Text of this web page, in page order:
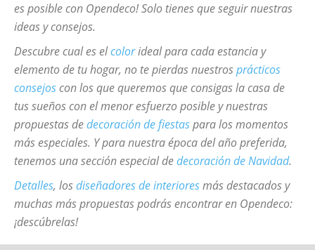
es posible con Opendeco! Solo tienes que seguir nuestras
ideas y consejos.
Descubre cual es elcolorideal para cada estancia y
elemento de tu hogar, no te pierdas nuestrosprácticos
consejoscon los que queremos que consigas la casa de
tus sueños con el menor esfuerzo posible y nuestras
propuestas dedecoración de fiestaspara los momentos
más especiales. Y para nuestra época del año preferida,
tenemos una sección especial dedecoración de Navidad.
Detalles, losdiseñadores de interioresmás destacados y
muchas más propuestas podrás encontrar en Opendeco:
¡descúbrelas!